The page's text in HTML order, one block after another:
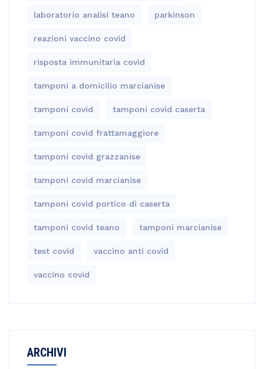
laboratorio analisi teano parkinson
reazioni vaccino covid
risposta immunitaria covid
tamponi a domicilio marcianise
tamponi covid tamponi covid caserta
tamponi covid frattamaggiore
tamponi covid grazzanise
tamponi covid marcianise
tamponi covid portico di caserta
tamponi covid teano tamponi marcianise
test covid vaccino anti covid
vaccino covid
ARCHIVI